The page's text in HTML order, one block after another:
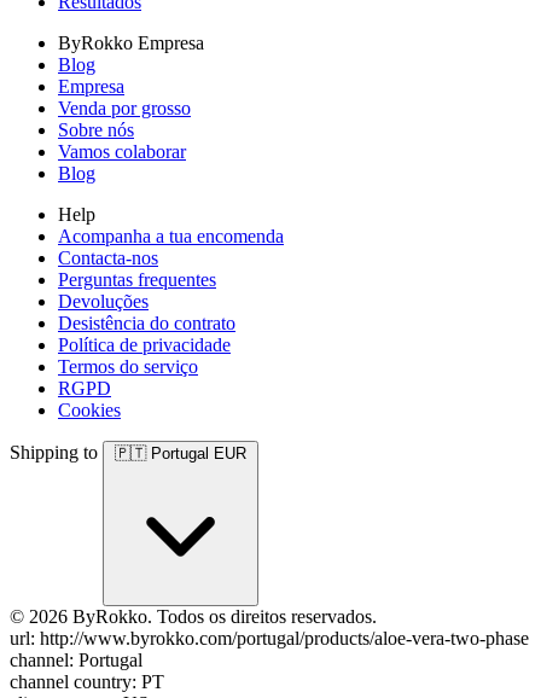
ByRokko Empresa
Blog
Empresa
Venda por grosso
Sobre nós
Vamos colaborar
Blog
Help
Acompanha a tua encomenda
Contacta-nos
Perguntas frequentes
Devoluções
Desistência do contrato
Política de privacidade
Termos do serviço
RGPD
Cookies
Shipping to 🇵🇹 Portugal EUR
© 2026 ByRokko. Todos os direitos reservados.
url: http://www.byrokko.com/portugal/products/aloe-vera-two-phase
channel: Portugal
channel country: PT